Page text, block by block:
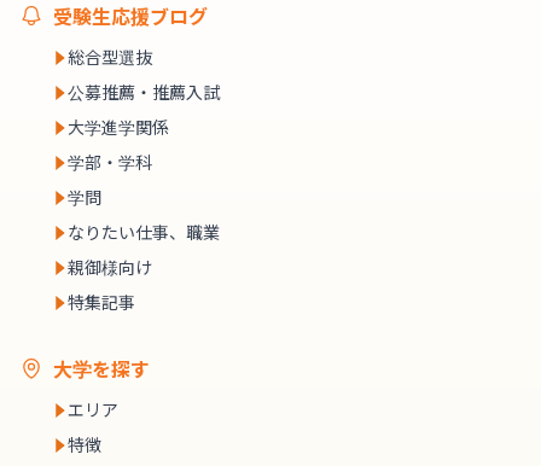
受験生応援ブログ
総合型選抜
公募推薦・推薦入試
大学進学関係
学部・学科
学問
なりたい仕事、職業
親御様向け
特集記事
大学を探す
エリア
特徴